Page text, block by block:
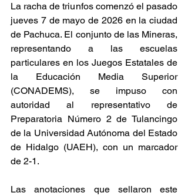
La racha de triunfos comenzó el pasado
jueves 7 de mayo de 2026 en la ciudad
de Pachuca. El conjunto de las Mineras,
representando a las escuelas
particulares en los Juegos Estatales de
la Educación Media Superior
(CONADEMS), se impuso con
autoridad al representativo de
Preparatoria Número 2 de Tulancingo
de la Universidad Autónoma del Estado
de Hidalgo (UAEH), con un marcador
de 2-1.
Las anotaciones que sellaron este